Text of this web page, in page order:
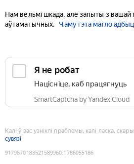
Нам вельмі шкада, але запыты з
аўтаматычных.
Чаму гэта магло
Я не робат
Націсніце, каб працягнуць
SmartCaptcha by Yandex Cloud
Калі ў вас узніклі праблемы, калі ласка,
сувязі
9179670183521589960:1786055186